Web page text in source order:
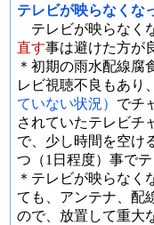
テレビが映らなくな
テレビが映らなく
直す事は避けた方が
＊初期の雨水配線腐
レビ視聴不良もあり
ていない状況） でチ
されていたテレビチ
で、少し時間を空け
つ（1日程度）事で
＊テレビが映らなく
ても、アンテナ、配
ので、放置して重大